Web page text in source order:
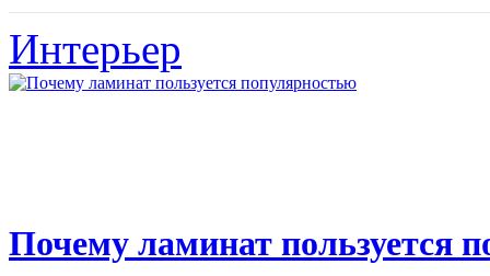
Интерьер
Почему ламинат пользуется